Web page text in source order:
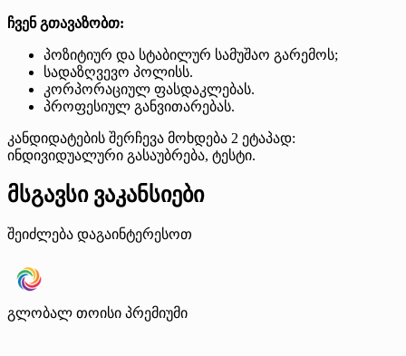
ჩვენ გთავაზობთ:
პოზიტიურ და სტაბილურ სამუშაო გარემოს;
სადაზღვევო პოლისს.
კორპორაციულ ფასდაკლებას.
პროფესიულ განვითარებას.
კანდიდატების შერჩევა მოხდება 2 ეტაპად:
ინდივიდუალური გასაუბრება, ტესტი.
მსგავსი ვაკანსიები
შეიძლება დაგაინტერესოთ
გლობალ თოისი პრემიუმი